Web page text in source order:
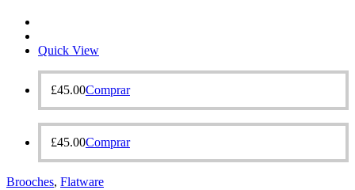
Quick View
£45.00Comprar
£45.00Comprar
Brooches‎, Flatware